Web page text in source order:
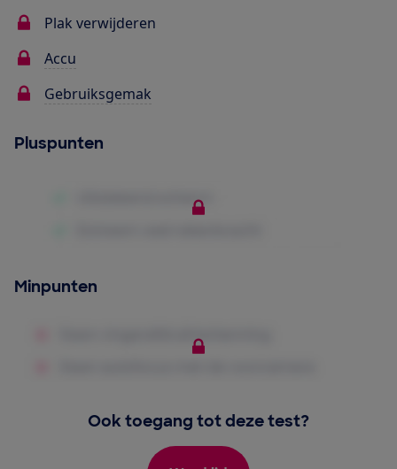
Plak verwijderen
Accu
Gebruiksgemak
Pluspunten
Minpunten
Ook toegang tot deze test?